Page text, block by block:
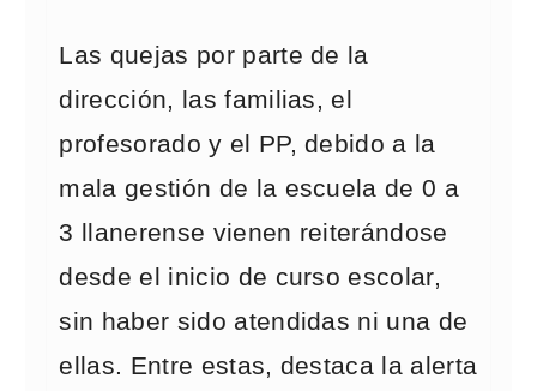
Las quejas por parte de la
dirección, las familias, el
profesorado y el PP, debido a la
mala gestión de la escuela de 0 a
3 llanerense vienen reiterándose
desde el inicio de curso escolar,
sin haber sido atendidas ni una de
ellas. Entre estas, destaca la alerta